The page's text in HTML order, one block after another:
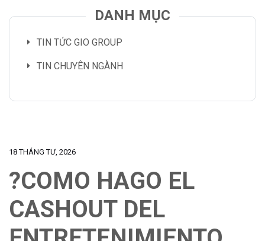
DANH MỤC
TIN TỨC GIO GROUP
TIN CHUYÊN NGÀNH
18 THÁNG TƯ, 2026
?COMO HAGO EL
CASHOUT DEL